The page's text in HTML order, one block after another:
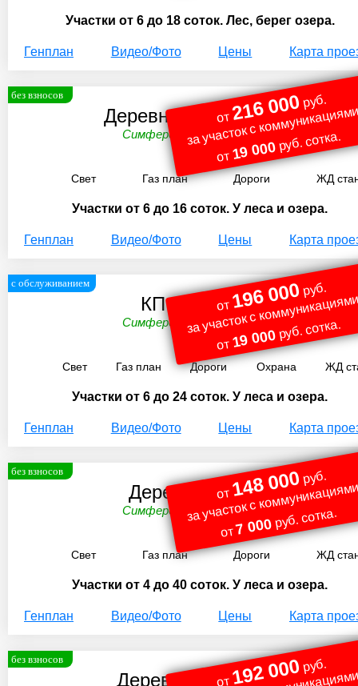
Участки от 6 до 18 соток. Лес, берег озера.
Генплан Видео/Фото Цены Карта
без взносов
Деревня Шеверняево
Симферопольское ш. 97 км.
от216 000руб.
за участок с
от19 000руб. сотка.
Свет Газ план Дороги ЖД
Участки от 6 до 16 соток. У леса и озера.
Генплан Видео/Фото Цены Карта
с обслуживанием
КП "Юг Удач"
Симферопольское ш. 97 км.
от196 000руб.
за участок с
от19 000руб. сотка.
Свет Газ план Дороги Охрана ЖД
Участки от 6 до 24 соток. У леса и озера.
Генплан Видео/Фото Цены Карта
без взносов
Деревня Турино
Симферопольское ш. 98 км.
от148 000руб.
за участок с
от7 000руб. сотка.
Свет Газ план Дороги ЖД
Участки от 4 до 40 соток. У леса и озера.
Генплан Видео/Фото Цены Карта
без взносов
Деревня Шульгино
от192 000руб.